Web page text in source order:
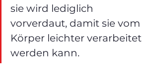
sie wird lediglich
vorverdaut, damit sie vom
Körper leichter verarbeitet
werden kann.